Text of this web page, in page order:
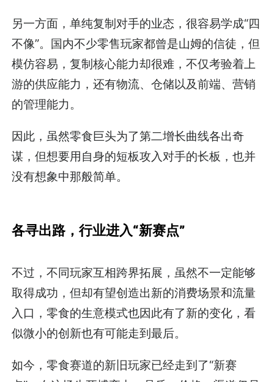
另一方面，单纯复制对手的业态，很容易学成“四
不像”。国内不少零售玩家都曾是山姆的信徒，但
模仿容易，复制核心能力却很难，不仅考验着上
游的供应能力，还有物流、仓储以及前端、营销
的管理能力。
因此，虽然零食巨头为了第二增长曲线各出奇
谋，但想要用自身的短板攻入对手的长板，也并
没有想象中那般简单。
各寻出路，行业进入“新赛点”
不过，不同玩家互相跨界拓展，虽然不一定能够
取得成功，但却有望创造出新的消费场景和流量
入口，零食的生意模式也因此有了新的变化，看
似微小的创新也有可能走到最后。
如今，零食赛道的新旧玩家已经走到了“新赛